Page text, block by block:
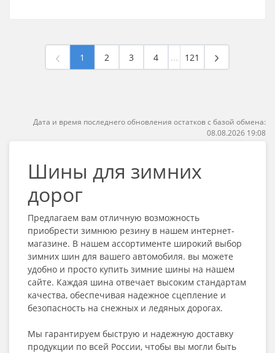
1 2 3 4 ... 121
Дата и время последнего обновления остатков с базой обмена:
08.08.2026 19:08
Шины для зимних
дорог
Предлагаем вам отличную возможность
приобрести зимнюю резину в нашем интернет-
магазине. В нашем ассортименте широкий выбор
зимних шин для вашего автомобиля. вы можете
удобно и просто купить зимние шины на нашем
сайте. Каждая шина отвечает высоким стандартам
качества, обеспечивая надежное сцепление и
безопасность на снежных и ледяных дорогах.
Мы гарантируем быструю и надежную доставку
продукции по всей России, чтобы вы могли быть